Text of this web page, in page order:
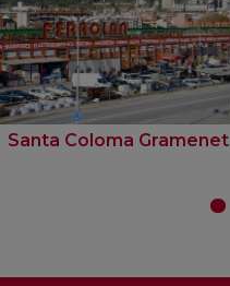
Santa Coloma Gramenet